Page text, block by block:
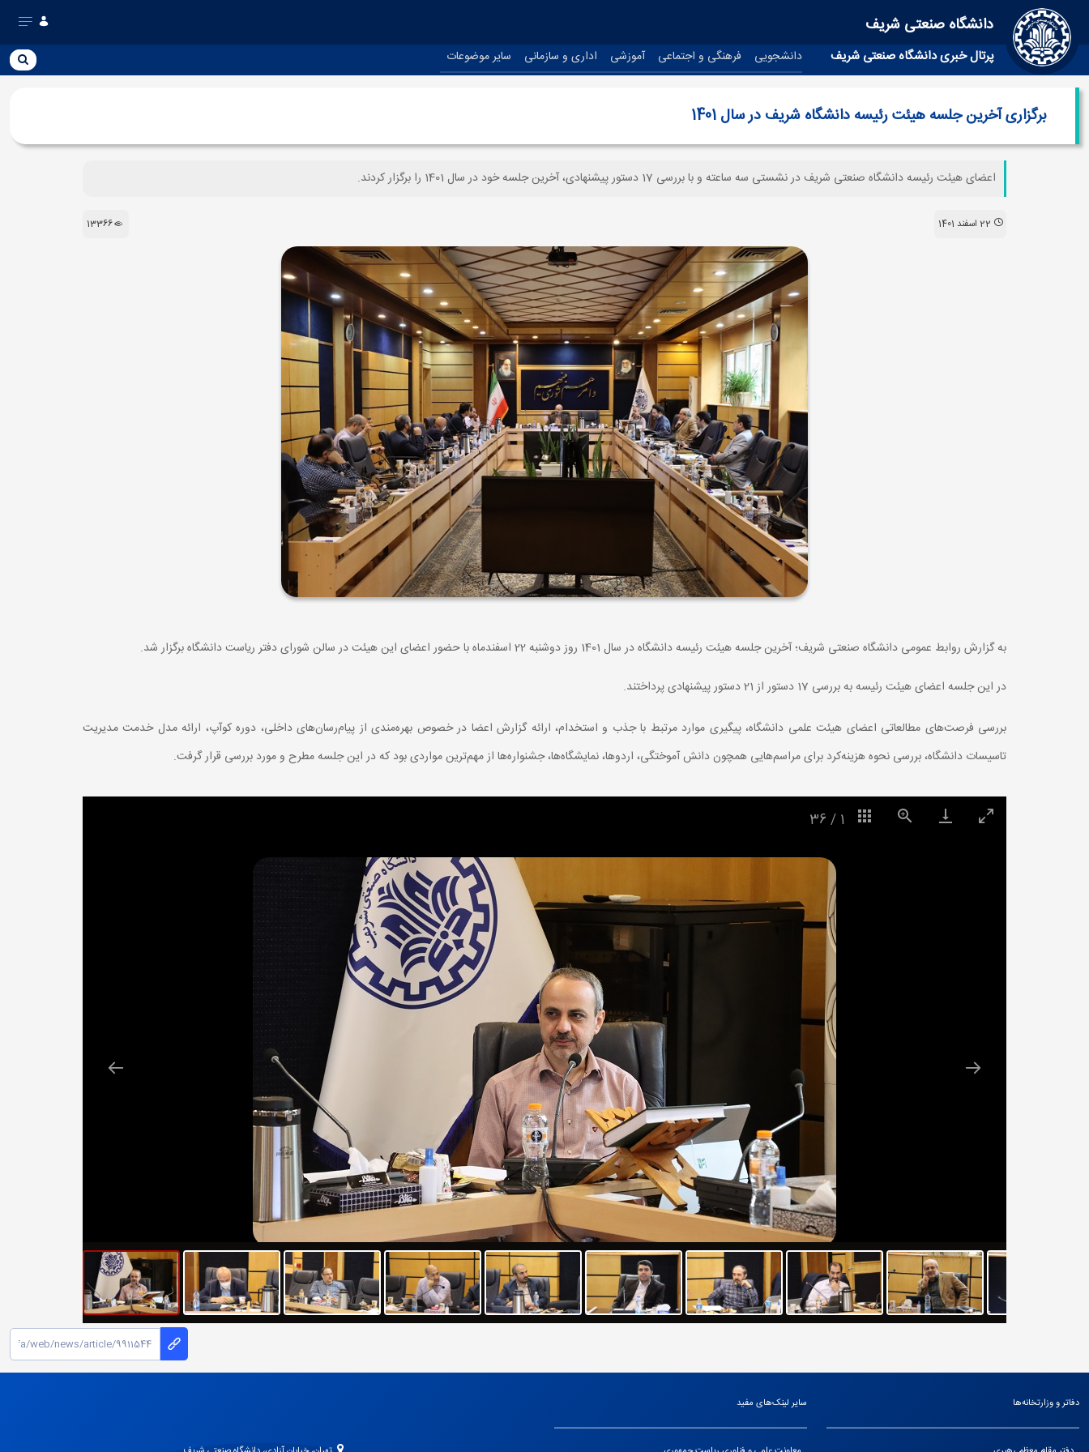
دانشگاه صنعتی شریف
پرتال خبری دانشگاه صنعتی شریف دانشجویی فرهنگی و اجتماعی آموزشی اداری و سازمانی سایر موضوعات
برگزاری آخرین جلسه هیئت رئیسه دانشگاه شریف در سال 1401
اعضای هیئت رئیسه دانشگاه صنعتی شریف در نشستی سه ساعته‌ و با بررسی 17 دستور پیشنهادی، آخرین جلسه خود در سال 1401 را برگزار کردند.
22 اسفند 1401 13366
به گزارش روابط عمومی دانشگاه صنعتی شریف؛ آخرین جلسه هیئت رئیسه دانشگاه در سال 1401 روز دوشنبه 22 اسفندماه با حضور اعضای این هیئت در سالن شورای دفتر ریاست دانشگاه برگزار شد.
در این جلسه اعضای هیئت رئیسه به بررسی 17 دستور از 21 دستور پیشنهادی پرداختند.
بررسی فرصت‌های مطالعاتی اعضای هیئت علمی دانشگاه، پیگیری موارد مرتبط با جذب و استخدام، ارائه گزارش اعضا در خصوص بهره‌مندی از پیام‌رسان‌های داخلی، دوره کوآپ، ارائه مدل خدمت مدیریت
تاسیسات دانشگاه، بررسی نحوه هزینه‌کرد برای مراسم‌هایی همچون دانش آموختگی، اردوها، نمایشگاه‌ها، جشنواره‌ها از مهم‌ترین مواردی بود که در این جلسه مطرح و مورد بررسی قرار گرفت.
1
/
36
دفاتر و وزارتخانه‌ها سایر لینک‌های مفید